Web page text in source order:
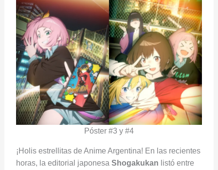
Póster #3 y #4
¡Holis estrellitas de Anime Argentina! En las recientes
horas, la editorial japonesa Shogakukan listó entre